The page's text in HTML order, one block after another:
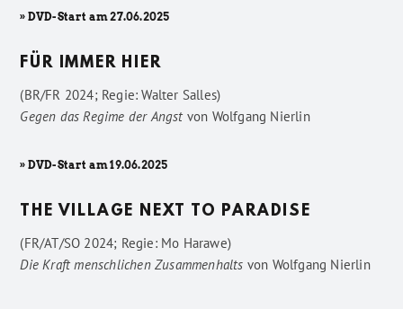
» DVD-Start am 27.06.2025
FÜR IMMER HIER
(BR/FR 2024; Regie: Walter Salles)
Gegen das Regime der Angstvon Wolfgang Nierlin
» DVD-Start am 19.06.2025
THE VILLAGE NEXT TO PARADISE
(FR/AT/SO 2024; Regie: Mo Harawe)
Die Kraft menschlichen Zusammenhalts von Wolfgang Nierlin